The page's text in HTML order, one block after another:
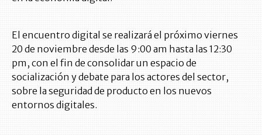
El encuentro digital se realizará el próximo viernes
20 de noviembre desde las 9:00 am hasta las 12:30
pm, con el fin de consolidar un espacio de
socialización y debate para los actores del sector,
sobre la seguridad de producto en los nuevos
entornos digitales.